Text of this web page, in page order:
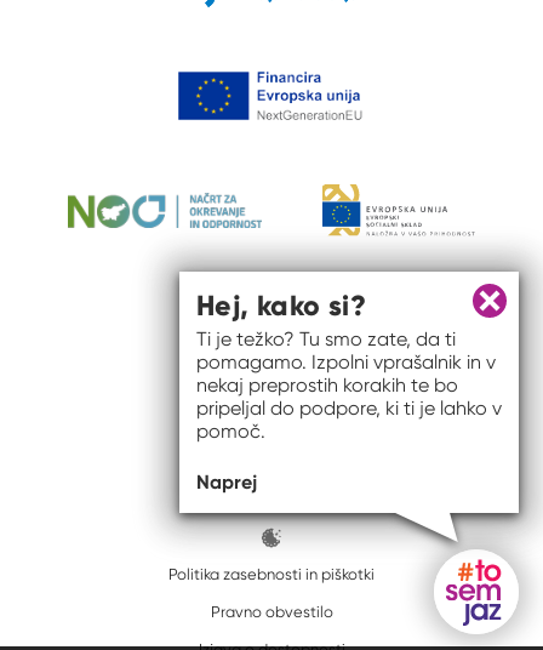
ISSN spletišča: 2820-5960
Politika zasebnosti in piškotki
Pravno obvestilo
Zapri
Hej, kako si?
Ti je težko? Tu smo zate, da ti
pomagamo. Izpolni vprašalnik in v
nekaj preprostih korakih te bo
pripeljal do podpore, ki ti je lahko v
pomoč.
Naprej